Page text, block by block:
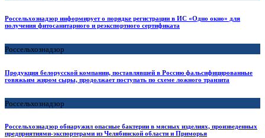
Россельхознадзор информирует о порядке регистрации в ИС «Одно окно» для
получения фитосанитарного и реэкспортного сертификата
Россельхознадзор
Продукция белорусской компании, поставлявшей в Россию фальсифицированные
говяжьим жиром сыры, продолжает поступать по схеме ложного транзита
Россельхознадзор
Россельхознадзор обнаружил опасные бактерии в мясных изделиях, произведенных
предприятиями-экспортерами из Челябинской области и Приморья